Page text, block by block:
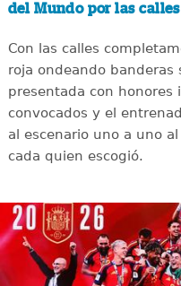
del Mundo por las
Con las calles
roja ondeando
presentada con
convocados y el
al escenario uno a uno
cada quien escogió.